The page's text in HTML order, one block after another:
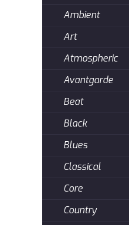
Ambient
Art
Atmospheric
Avantgarde
Beat
Black
Blues
Classical
Core
Country